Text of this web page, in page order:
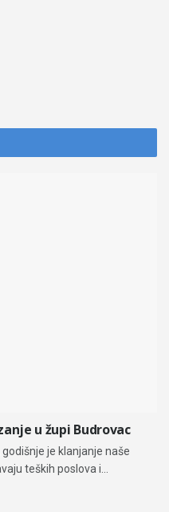
u župi Budrovac
je klanjanje naše
teških poslova i...